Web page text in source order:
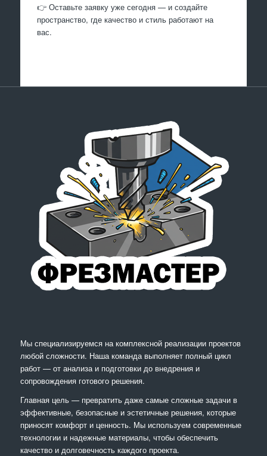
👉 Оставьте заявку уже сегодня — и создайте
пространство, где качество и стиль работают на
вас.
Мы специализируемся на комплексной реализации проектов
любой сложности. Наша команда выполняет полный цикл
работ — от анализа и подготовки до внедрения и
сопровождения готового решения.
Главная цель — превратить даже самые сложные задачи в
эффективные, безопасные и эстетичные решения, которые
приносят комфорт и ценность. Мы используем современные
технологии и надежные материалы, чтобы обеспечить
качество и долговечность каждого проекта.